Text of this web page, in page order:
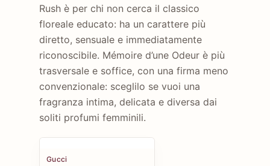
Rush è per chi non cerca il classico
floreale educato: ha un carattere più
diretto, sensuale e immediatamente
riconoscibile. Mémoire d’une Odeur è più
trasversale e soffice, con una firma meno
convenzionale: sceglilo se vuoi una
fragranza intima, delicata e diversa dai
soliti profumi femminili.
Gucci